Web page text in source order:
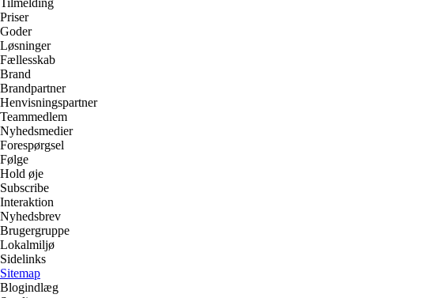
Priser
Goder
Løsninger
Fællesskab
Brand
Brandpartner
Henvisningspartner
Teammedlem
Nyhedsmedier
Forespørgsel
Følge
Hold øje
Subscribe
Interaktion
Nyhedsbrev
Brugergruppe
Lokalmiljø
Sidelinks
Sitemap
Blogindlæg